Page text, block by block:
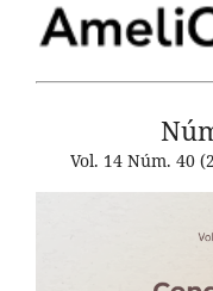
Vol. 14 Núm. 40